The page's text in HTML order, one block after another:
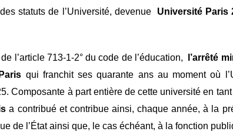
statuts de l’Université, devenue Université Paris
l’article 713-1-2° du code de l’éducation, l’arrêté
qui franchit ses quarante ans au moment où
Composante à part entière de cette université en
a contribué et contribue ainsi, chaque année, à la
de l’État ainsi que, le cas échéant, à la fonction